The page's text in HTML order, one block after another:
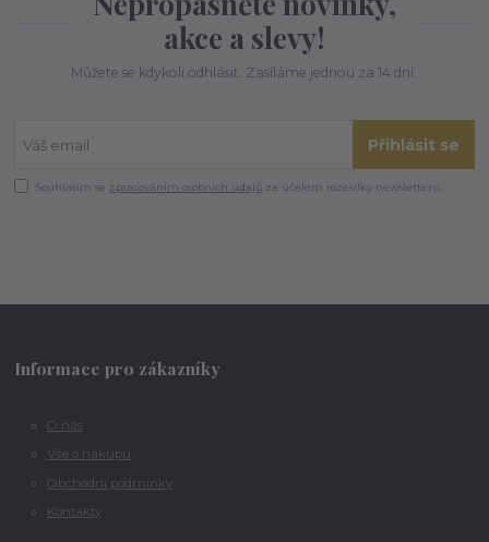
akce a slevy!
Můžete se kdykoli odhlásit. Zasíláme jednou za 14 dní.
Přihlásit se
Souhlasím se zpracováním osobních údajů za účelem rozesílky newsletteru.
Informace pro zákazníky
O nás
Vše o nákupu
Obchodní podmínky
Kontakty